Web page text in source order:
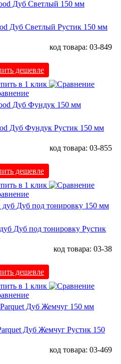
Дуб Светлый Рустик 150 мм
код товара: 03-849
дешевле
в 1 клик
Дуб Фундук Рустик 150 мм
код товара: 03-855
дешевле
в 1 клик
Дуб под тонировку Рустик
код товара: 03-38
дешевле
в 1 клик
Дуб Жемчуг Рустик 150
код товара: 03-469